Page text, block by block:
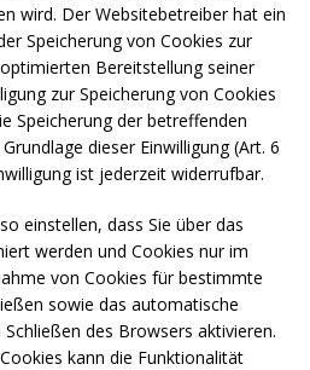
wird. Der Websitebetreiber hat ein
Speicherung von Cookies zur
Bereitstellung seiner
zur Speicherung von Cookies
Speicherung der betreffenden
dieser Einwilligung (Art. 6
ist jederzeit widerrufbar.
einstellen, dass Sie über das
werden und Cookies nur im
von Cookies für bestimmte
sowie das automatische
des Browsers aktivieren.
kann die Funktionalität